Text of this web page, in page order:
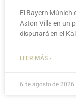
El Bayern Múnich
Aston Villa en un
disputará en el
LEER MÁS »
6 de agosto de 2026